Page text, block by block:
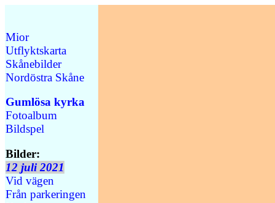
Mior
Utflyktskarta
Skånebilder
Nordöstra Skåne
Gumlösa kyrka
Fotoalbum
Bildspel
Bilder:
12 juli 2021
Vid vägen
Från parkeringen